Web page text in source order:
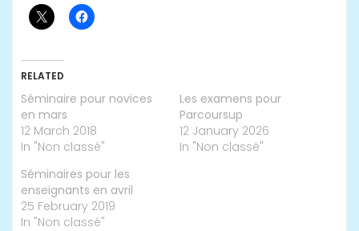
RELATED
Séminaire pour novices
en mars
12 March 2018
In "Non classé"
Les examens pour
Parcoursup
12 January 2026
In "Non classé"
Séminaires pour les
enseignants en avril
25 February 2019
In "Non classé"